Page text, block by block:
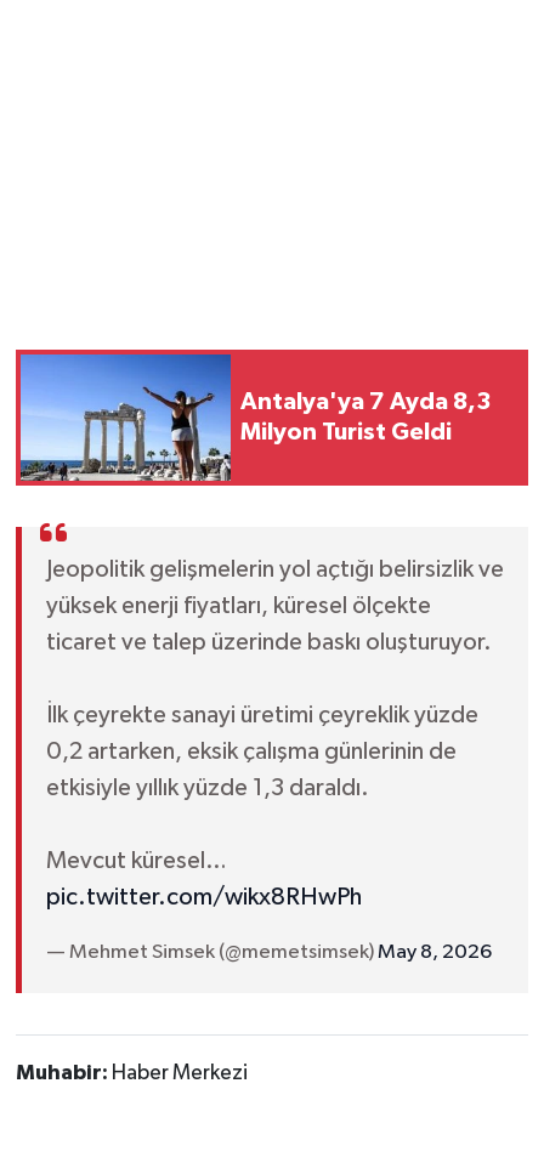
Antalya'ya 7 Ayda 8,3
Milyon Turist Geldi
Jeopolitik gelişmelerin yol açtığı belirsizlik ve
yüksek enerji fiyatları, küresel ölçekte
ticaret ve talep üzerinde baskı oluşturuyor.
İlk çeyrekte sanayi üretimi çeyreklik yüzde
0,2 artarken, eksik çalışma günlerinin de
etkisiyle yıllık yüzde 1,3 daraldı.
Mevcut küresel…
pic.twitter.com/wikx8RHwPh
— Mehmet Simsek (@memetsimsek)May 8, 2026
Muhabir: Haber Merkezi